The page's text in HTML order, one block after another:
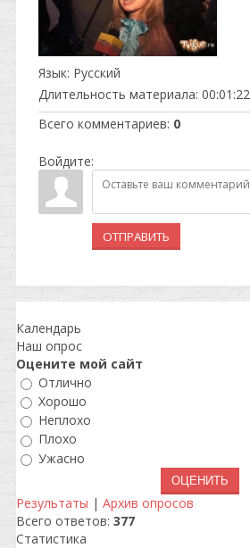
Язык: Русский
Длительность материала: 00:01:22
Всего комментариев: 0
Войдите:
ОТПРАВИТЬ
Календарь
Наш опрос
Оцените мой сайт
Отлично
Хорошо
Неплохо
Плохо
Ужасно
Результаты | Архив опросов
Всего ответов: 377
Статистика